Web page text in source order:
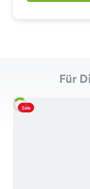
Für
Sale